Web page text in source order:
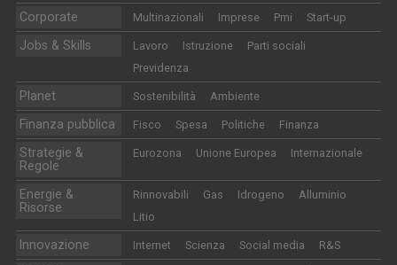
Corporate Multinazionali Imprese Pmi Start-up
Jobs & Skills Lavoro Istruzione
Parti sociali
Previdenza
Planet Sostenibilità Ambiente
Finanza pubblica Fisco Spesa Politiche Finanza
Strategie &
Regole
Eurozona Unione Europea Internazionale
Energie &
Risorse
Rinnovabili Gas Idrogeno
Alluminio
Litio
Innovazione Internet Scienza Social media R&S